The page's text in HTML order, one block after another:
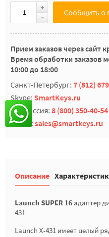
Сообщить о
Прием заказов через сайт
Время обработки заказов
10:00 до 18:00
Санкт-Петербург: 7 (812)
Skype: SmartKeys.ru
Вся Россия: 8 (800) 350-40-54
E-mail: sales@smartkeys.ru
Описание
Launch SUPER 16адаптер
431
Launch X-431 имеет целый